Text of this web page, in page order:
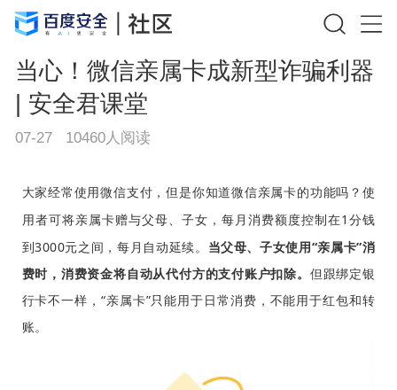
当心！微信亲属卡成新型诈骗利器
| 安全君课堂
07-27 10460人阅读
大家经常使用微信支付，但是你知道微信亲属卡的功能吗？使
用者可将亲属卡赠与父母、子女， 每月消费额度控制在1分钱
到3000元之间，每月自动延续。 当父母、子女使用“亲属卡”消
费时，消费资金将自动从代付方的支付账户扣除。 但跟绑定银
行卡不一样，“亲属卡”只能用于日常消费，不能用于红包和转
账。